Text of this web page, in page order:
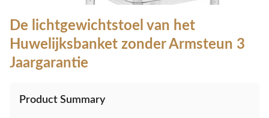
De lichtgewichtstoel van het
Huwelijksbanket zonder Armsteun 3
Jaargarantie
Product Summary